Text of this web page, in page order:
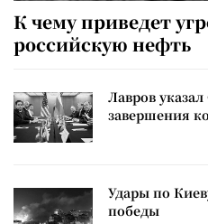
К чему приведет
российскую нефть
Лавров
завершения
Удары по
победы